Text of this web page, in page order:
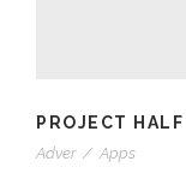
PROJECT
Adver / Apps